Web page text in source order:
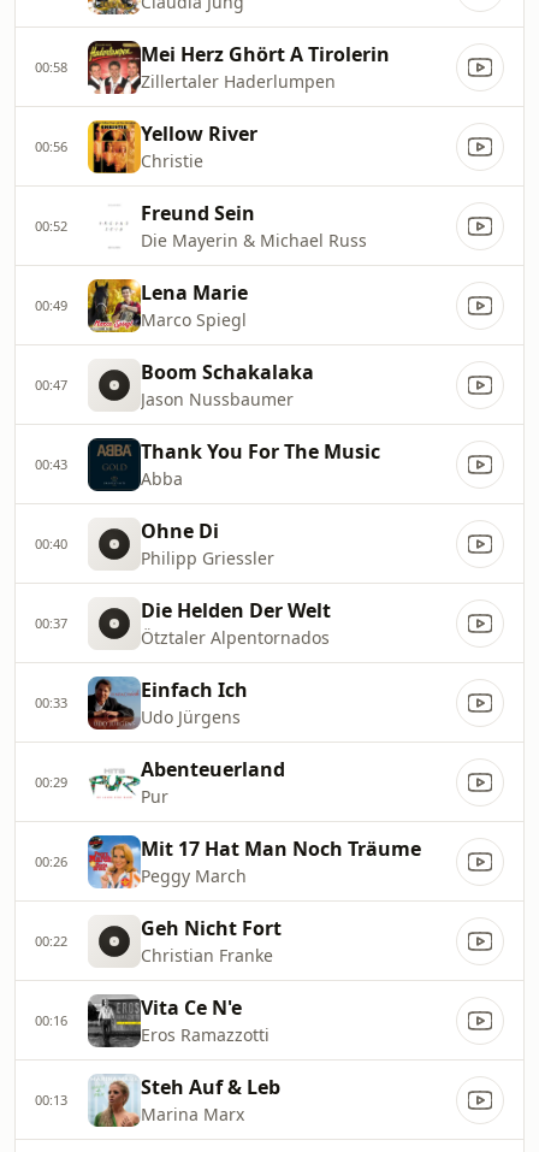
00:58 Mei Herz Ghört A Tirolerin
Zillertaler Haderlumpen
00:56 Yellow River
Christie
00:52 Freund Sein
Die Mayerin & Michael Russ
00:49 Lena Marie
Marco Spiegl
00:47 Boom Schakalaka
Jason Nussbaumer
00:43 Thank You For The Music
Abba
00:40 Ohne Di
Philipp Griessler
00:37 Die Helden Der Welt
Ötztaler Alpentornados
00:33 Einfach Ich
Udo Jürgens
00:29 Abenteuerland
Pur
00:26 Mit 17 Hat Man Noch Träume
Peggy March
00:22 Geh Nicht Fort
Christian Franke
00:16 Vita Ce N'e
Eros Ramazzotti
00:13 Steh Auf & Leb
Marina Marx